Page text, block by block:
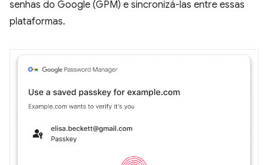
senhas do Google (GPM) e sincronizá-las entre essas
plataformas.